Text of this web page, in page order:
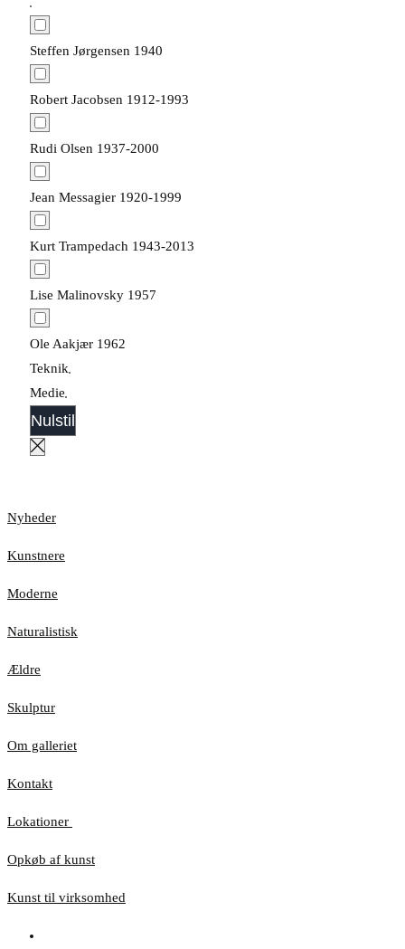
Steffen Jørgensen 1940
Robert Jacobsen 1912-1993
Rudi Olsen 1937-2000
Jean Messagier 1920-1999
Kurt Trampedach 1943-2013
Lise Malinovsky 1957
Ole Aakjær 1962
Teknik
Medie
Nulstil
Nyheder
Kunstnere
Moderne
Naturalistisk
Ældre
Skulptur
Om galleriet
Kontakt
Lokationer
Opkøb af kunst
Kunst til virksomhed